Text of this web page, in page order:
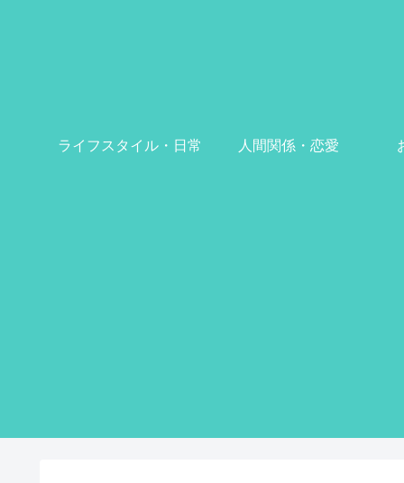
ライフスタイル・日常 人間関係・恋愛